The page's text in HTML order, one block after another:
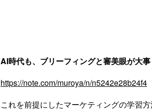
AI時代も、ブリーフィングと審美眼が大事
https://note.com/muroya/n/n5242e28b24f4
これを前提にしたマーケティングの学習